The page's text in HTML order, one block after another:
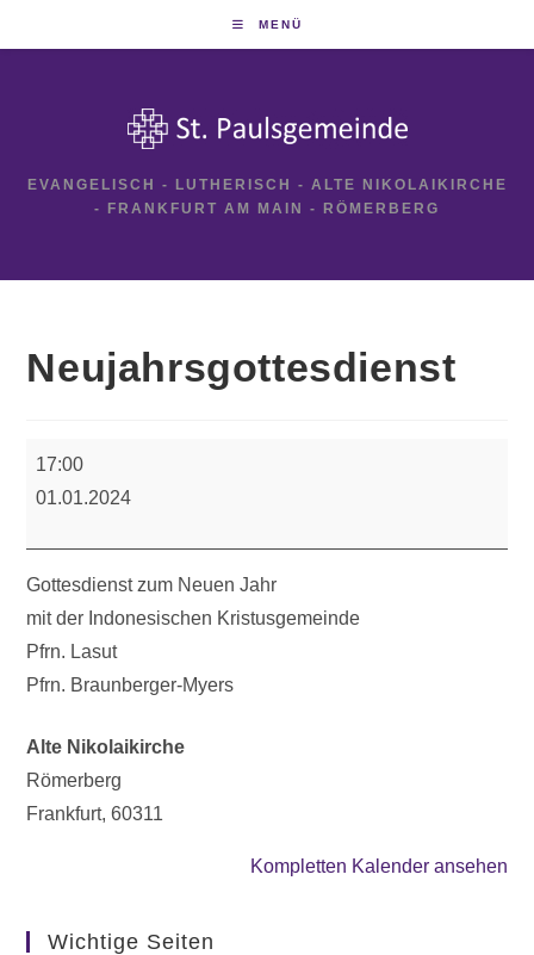
MENÜ
EVANGELISCH - LUTHERISCH - ALTE NIKOLAIKIRCHE
- FRANKFURT AM MAIN - RÖMERBERG
Neujahrsgottesdienst
17:00
01.01.2024
Gottesdienst zum Neuen Jahr
mit der Indonesischen Kristusgemeinde
Pfrn. Lasut
Pfrn. Braunberger-Myers
Alte Nikolaikirche
Römerberg
Frankfurt,60311
Kompletten Kalender ansehen
Wichtige Seiten